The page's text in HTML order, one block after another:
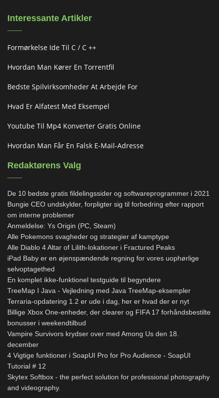
Interessante Artikler
Formørkelse Ide Til C / C ++
Hvordan Man Kører En Torrentfil
Bedste Spilvirksomheder At Arbejde For
Hvad Er Alfatest Med Eksempel
Youtube Til Mp4 Konverter Gratis Online
Hvordan Man Får En Falsk E-Mail-Adresse
Redaktørens Valg
De 10 bedste gratis fildelingssider og softwareprogrammer i 2021
Bungie CEO undskylder, forpligter sig til forbedring efter rapport
om interne problemer
Anmeldelse: Ys Origin (PC, Steam)
Alle Pokemons svagheder og strategier af kamptype
Alle Diablo 4 Altar of Lilith-lokationer i Fractured Peaks
iPad Baby er en øjenspændende regning for vores uophørlige
selvoptagethed
En komplet ikke-funktionel testguide til begyndere
TreeMap I Java - Vejledning med Java TreeMap-eksempler
Terraria-opdatering 1.2 er ude i dag, her er hvad der er nyt
Billige Xbox One-enheder, der clearer og FIFA 17 forhåndsbestilte
bonusser i weekendtilbud
Vampire Survivors krydser over med Among Us den 18.
december
4 Vigtige funktioner i SoapUI Pro for Pro Audience - SoapUI
Tutorial # 12
Skytex Softbox - the perfect solution for professional photography
and videography.